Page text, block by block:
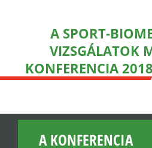
A SPORT-
VIZSGÁLATOK
KONFERENCIA
A KONFERENCIA